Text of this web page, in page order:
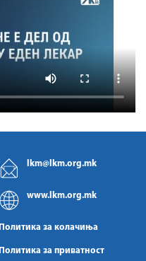
lkm@lkm.org.mk
www.lkm.org.mk
Политика за колачиња
Политика за приватност